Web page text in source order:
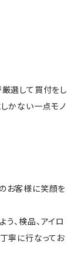
選して買付をし
かない一点モノ
お客様に笑顔を
、検品、アイロ
寧に行なってお